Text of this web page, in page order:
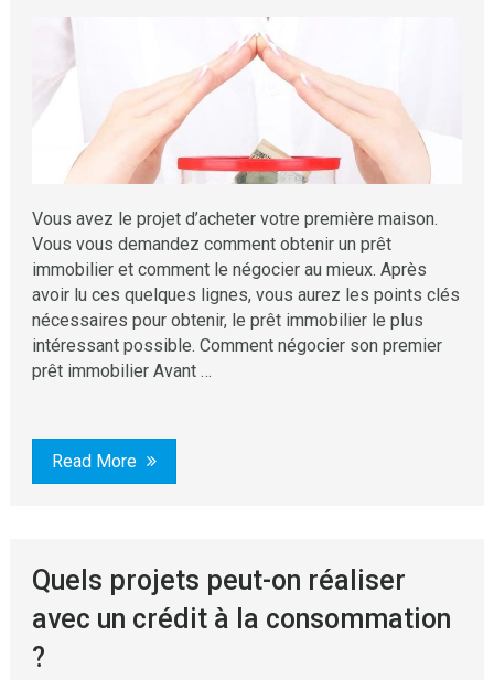
Vous avez le projet d’acheter votre première maison.
Vous vous demandez comment obtenir un prêt
immobilier et comment le négocier au mieux. Après
avoir lu ces quelques lignes, vous aurez les points clés
nécessaires pour obtenir, le prêt immobilier le plus
intéressant possible. Comment négocier son premier
prêt immobilier Avant …
Read More
Quels projets peut-on réaliser
avec un crédit à la consommation
?